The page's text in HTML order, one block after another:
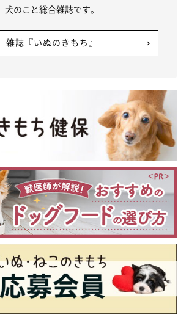
、ワケがあった！ 愛犬の気持ちをホンヤ
二先生）
性はありませんので予めご了承ください。
犬のこと総合雑誌です。
雑誌『いぬのきもち』